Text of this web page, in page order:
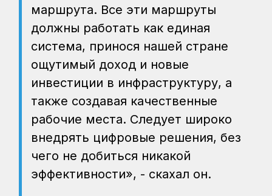
маршрута. Все эти маршруты
должны работать как единая
система, принося нашей стране
ощутимый доход и новые
инвестиции в инфраструктуру, а
также создавая качественные
рабочие места. Следует широко
внедрять цифровые решения, без
чего не добиться никакой
эффективности», - скахал он.